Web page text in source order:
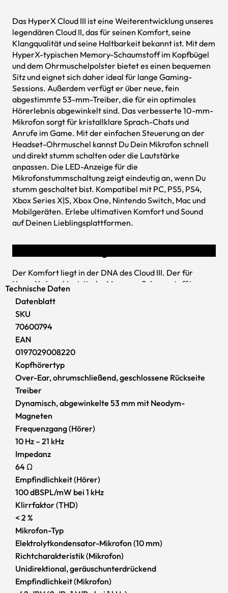
Das HyperX Cloud III ist eine Weiterentwicklung unseres
legendären Cloud II, das für seinen Komfort, seine
Klangqualität und seine Haltbarkeit bekannt ist. Mit dem
HyperX-typischen Memory-Schaumstoff im Kopfbügel
und dem Ohrmuschelpolster bietet es einen bequemen
Sitz und eignet sich daher ideal für lange Gaming-
Sessions. Außerdem verfügt er über neue, fein
abgestimmte 53-mm-Treiber, die für ein optimales
Hörerlebnis abgewinkelt sind. Das verbesserte 10-mm-
Mikrofon sorgt für kristallklare Sprach-Chats und
Anrufe im Game. Mit der einfachen Steuerung an der
Headset-Ohrmuschel kannst Du Dein Mikrofon schnell
und direkt stumm schalten oder die Lautstärke
anpassen. Die LED-Anzeige für die
Mikrofonstummschaltung zeigt eindeutig an, wenn Du
stumm geschaltet bist. Kompatibel mit PC, PS5, PS4,
Xbox Series X|S, Xbox One, Nintendo Switch, Mac und
Mobilgeräten. Erlebe ultimativen Komfort und Sound
auf Deinen Lieblingsplattformen.
Der Komfort liegt in der DNA des Cloud III. Der für
HyperX charakteristische Memory- Schaumstoff im
Kopfbügel und die mit weichem, hochwertigem
Kunstleder ummantelten Ohrmuschelpolster sorgen für
einen rundum bequemen Sitz.
Technische Daten
Datenblatt
SKU
70600794
EAN
0197029008220
Kopfhörertyp
Over-Ear, ohrumschließend, geschlossene Rückseite
Treiber
Dynamisch, abgewinkelte 53 mm mit Neodym-
Magneten
Frequenzgang (Hörer)
10 Hz – 21 kHz
Impedanz
64 Ω
Empfindlichkeit (Hörer)
100 dBSPL/mW bei 1 kHz
Klirrfaktor (THD)
< 2 %
Mikrofon-Typ
Elektrolytkondensator-Mikrofon (10 mm)
Richtcharakteristik (Mikrofon)
Unidirektional, geräuschunterdrückend
Empfindlichkeit (Mikrofon)